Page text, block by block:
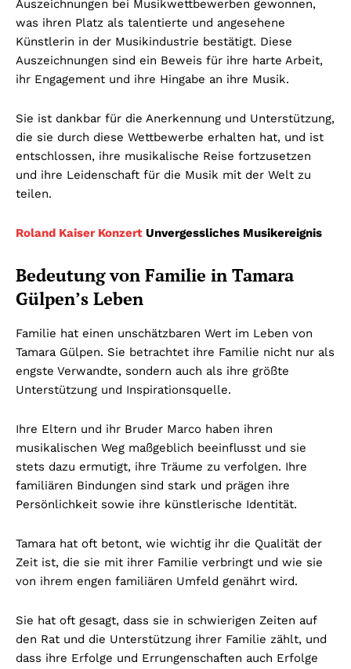
Auszeichnungen bei Musikwettbewerben gewonnen,
was ihren Platz als talentierte und angesehene
Künstlerin in der Musikindustrie bestätigt. Diese
Auszeichnungen sind ein Beweis für ihre harte Arbeit,
ihr Engagement und ihre Hingabe an ihre Musik.
Sie ist dankbar für die Anerkennung und Unterstützung,
die sie durch diese Wettbewerbe erhalten hat, und ist
entschlossen, ihre musikalische Reise fortzusetzen
und ihre Leidenschaft für die Musik mit der Welt zu
teilen.
Roland Kaiser Konzert Unvergessliches Musikereignis
Bedeutung von Familie in Tamara
Gülpen’s Leben
Familie hat einen unschätzbaren Wert im Leben von
Tamara Gülpen. Sie betrachtet ihre Familie nicht nur als
engste Verwandte, sondern auch als ihre größte
Unterstützung und Inspirationsquelle.
Ihre Eltern und ihr Bruder Marco haben ihren
musikalischen Weg maßgeblich beeinflusst und sie
stets dazu ermutigt, ihre Träume zu verfolgen. Ihre
familiären Bindungen sind stark und prägen ihre
Persönlichkeit sowie ihre künstlerische Identität.
Tamara hat oft betont, wie wichtig ihr die Qualität der
Zeit ist, die sie mit ihrer Familie verbringt und wie sie
von ihrem engen familiären Umfeld genährt wird.
Sie hat oft gesagt, dass sie in schwierigen Zeiten auf
den Rat und die Unterstützung ihrer Familie zählt, und
dass ihre Erfolge und Errungenschaften auch Erfolge